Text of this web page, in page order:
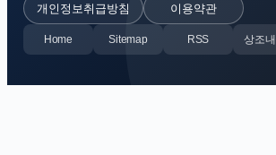
개인정보취급방침 이용약관
Home Sitemap RSS 상조내